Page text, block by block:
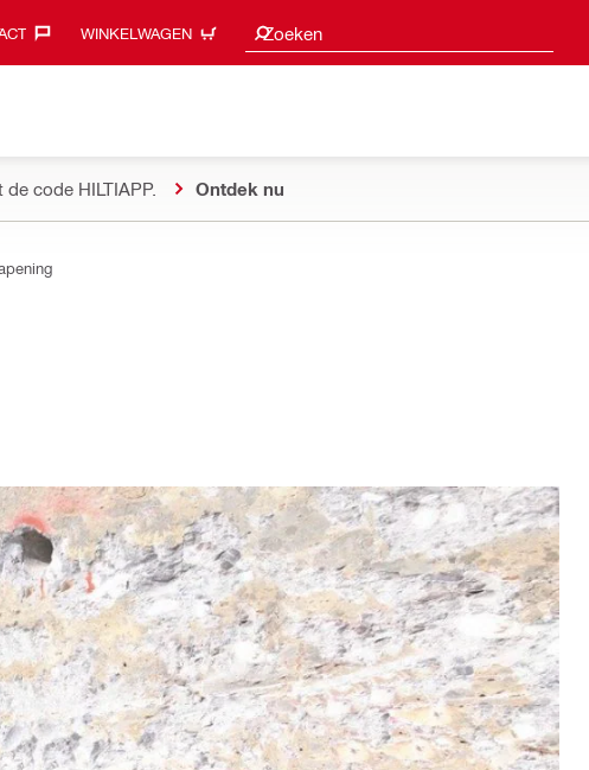
WINKELWAGEN Zoeken
Zoeksuggesties
code HILTIAPP. Ontdek nu